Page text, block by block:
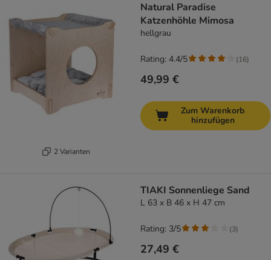
2 Varianten
Natural Paradise
Katzenhöhle Mimosa
hellgrau
49,99 €
Rating: 4.4/5 (16)
Zum Warenkorb
hinzufügen
TIAKI Sonnenliege Sand
L 63 x B 46 x H 47 cm
27,49 €
Rating: 3/5 (3)